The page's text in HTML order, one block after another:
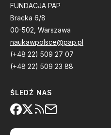
FUNDACJA PAP
Bracka 6/8
00-502, Warszawa
naukawpolsce@pap.pl
(+48 22) 509 27 07
(+48 22) 509 23 88
ŚLEDŹ NAS